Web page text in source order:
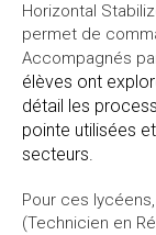
Horizontal
permet de
Accompagnés
élèves ont
détail les
pointe utilisées
secteurs.
Pour ces
(Technicien en